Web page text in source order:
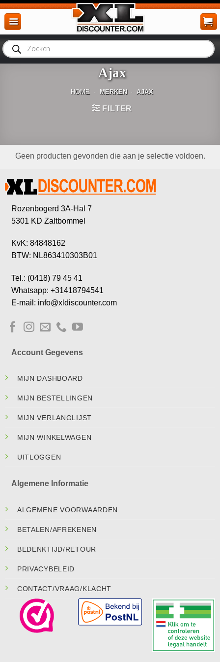
Ga
naar
inhoud
Producten
zoeken
Ajax
HOME - MERKEN - AJAX
FILTER
Geen producten gevonden die aan je selectie voldoen.
Rozenbogerd 3A-Hal 7
5301 KD Zaltbommel
KvK: 84848162
BTW: NL863410303B01
Tel.: (0418) 79 45 41
Whatsapp: +31418794541
E-mail: info@xldiscounter.com
Account Gegevens
MIJN DASHBOARD
MIJN BESTELLINGEN
MIJN VERLANGLIJST
MIJN WINKELWAGEN
UITLOGGEN
Algemene Informatie
ALGEMENE VOORWAARDEN
BETALEN/AFREKENEN
BEDENKTIJD/RETOUR
PRIVACYBELEID
CONTACT/VRAAG/KLACHT